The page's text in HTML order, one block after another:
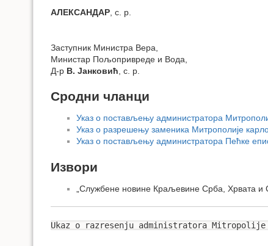
АЛЕКСАНДАР , с. р.
Заступник Министра Вера,
Министар Пољопривреде и Вода,
Д-р В. Јанковић , с. р.
Сродни чланци
Указ о постављењу администратора
Указ о разрешењу заменика Митрополије
Указ о постављењу администратора Пећке
Извори
„Службене новине Краљевине Срба, Хрвата и
Ukaz o razresenju administratora Mitropolije